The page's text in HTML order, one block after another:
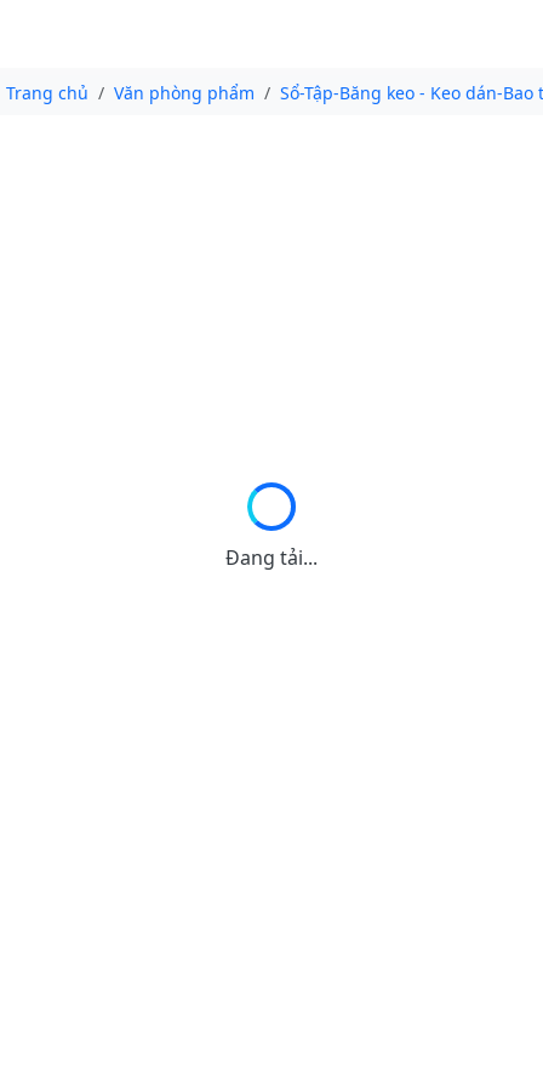
Trang chủ Văn phòng phẩm Sổ-Tập-Băng keo - Keo dán-
Đang tải...